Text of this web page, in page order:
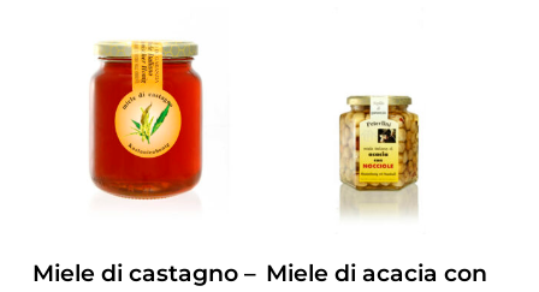
ZUM PRODUKT
Miele di castagno –
ZUM PRODUKT
Miele di acacia con